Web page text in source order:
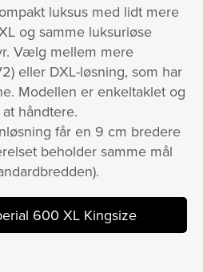
luksus med lidt mere
og samme luksuriøse
Vælg mellem mere
eller DXL-løsning, som har
Modellen er enkeltaklet og
håndtere.
får en 9 cm bredere
beholder samme mål
600 XL Kingsize